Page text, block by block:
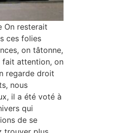
On resterait
ces folies
on tâtonne,
fait attention, on
regarde droit
nous
il a été voté à
qui
de se